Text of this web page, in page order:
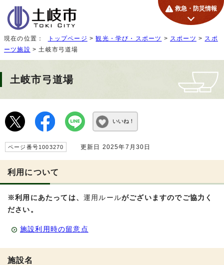
救急・防災情報
現在の位置： トップページ >観光・学び・スポーツ > スポーツ > スポ
ーツ施設 > 土岐市弓道場
土岐市弓道場
いいね！
ページ番号1003270 更新日 2025年7月30日
利用について
※利用にあたっては、 運用ルールがございますのでご協力く
ださい。
施設利用時の留意点
施設名